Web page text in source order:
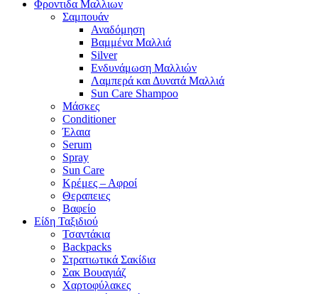
Φροντιδα Μαλλιων
Σαμπουάν
Αναδόμηση
Βαμμένα Μαλλιά
Silver
Ενδυνάμωση Μαλλιών
Λαμπερά και Δυνατά Μαλλιά
Sun Care Shampoo
Μάσκες
Conditioner
Έλαια
Serum
Spray
Sun Care
Κρέμες – Αφροί
Θεραπειες
Βαφείο
Είδη Ταξιδιού
Τσαντάκια
Backpacks
Στρατιωτικά Σακίδια
Σακ Βουαγιάζ
Χαρτοφύλακες